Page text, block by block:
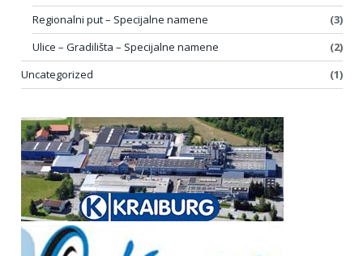
Regionalni put – Specijalne namene
(3)
Ulice – Gradilišta – Specijalne namene
(2)
Uncategorized
(1)